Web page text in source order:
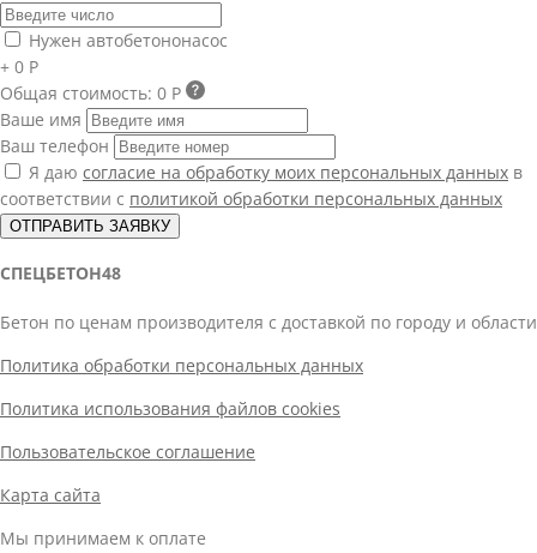
Нужен автобетононасос
+ 0 Р
Общая стоимость: 0 Р
Ваше имя
Ваш телефон
Я даю согласие на обработку моих персональных данных в
соответствии с политикой обработки персональных данных
ОТПРАВИТЬ ЗАЯВКУ
СПЕЦБЕТОН48
Бетон по ценам производителя с доставкой по городу и области
Политика обработки персональных данных
Политика использования файлов cookies
Пользовательское соглашение
Карта сайта
Мы принимаем к оплате